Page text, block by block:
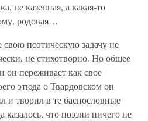
не казенная, а какая-то
родовая…
поэтическую задачу не
не стихотворно. Но общее
он переживает как свое
этюда о Твардовском он
и творил в те баснословные
казалось, что поэзии ничего не